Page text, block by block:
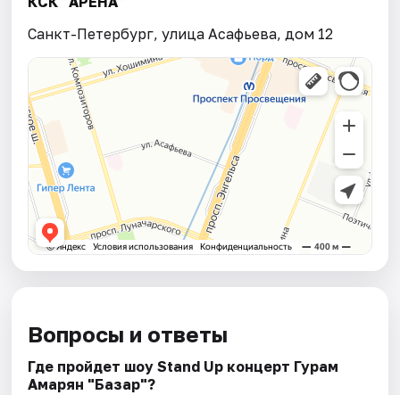
Санкт-Петербург, улица Асафьева, дом 12
Вопросы и ответы
Где пройдет шоу Stand Up концерт Гурам
Амарян "Базар"?